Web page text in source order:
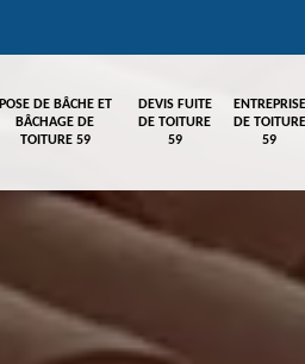
POSE DE BÂCHE ET
BÂCHAGE DE
TOITURE 59
DEVIS FUITE
DE TOITURE
59
ENTREPRISE
DE TOITURE
59